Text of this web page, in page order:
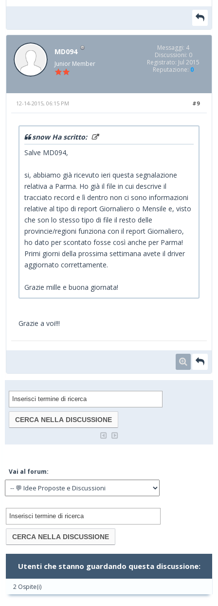
MD094
Junior Member
Messaggi: 4
Discussioni: 0
Registrato: Jul 2015
Reputazione: 0
#9
12-14-2015, 06:15 PM
snow Ha scritto:
Salve MD094,
si, abbiamo già ricevuto ieri questa segnalazione
relativa a Parma. Ho già il file in cui descrive il
tracciato record e lì dentro non ci sono informazioni
relative al tipo di report Giornaliero o Mensile e, visto
che son lo stesso tipo di file il resto delle
provincie/regioni funziona con il report Giornaliero,
ho dato per scontato fosse così anche per Parma!
Primi giorni della prossima settimana avete il driver
aggiornato correttamente.
Grazie mille e buona giornata!
Grazie a voi!!!
Vai al forum:
Utenti che stanno guardando questa discussione:
2 Ospite(i)